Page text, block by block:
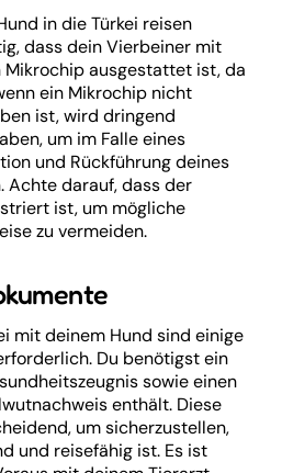
in die Türkei reisen
dass dein Vierbeiner mit
Mikrochip ausgestattet ist, da
ein Mikrochip nicht
ist, wird dringend
um im Falle eines
und Rückführung deines
Achte darauf, dass der
ist, um mögliche
zu vermeiden.
mit deinem Hund sind einige
Du benötigst ein
sowie einen
enthält. Diese
um sicherzustellen,
und reisefähig ist. Es ist